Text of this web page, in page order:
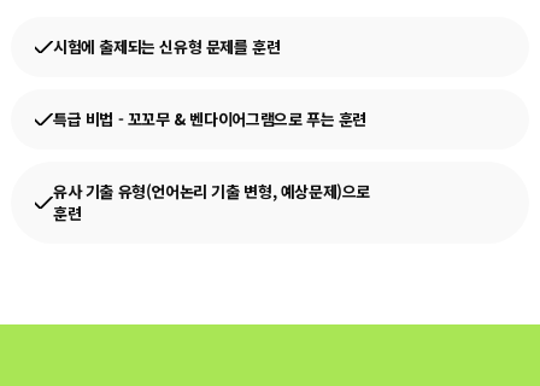
시험에 출제되는 신유형 문제를 훈련
특급 비법 - 꼬꼬무 & 벤다이어그램으로 푸는 훈련
유사 기출 유형(언어논리 기출 변형, 예상문제)으로
훈련